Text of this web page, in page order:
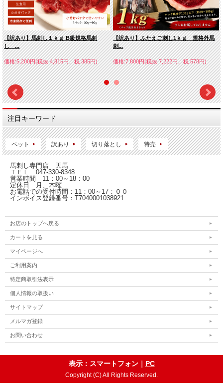
【訳あり】馬刺し１ｋｇ B級規格馬刺
し ...
価格:5,200円(税抜 4,815円、税 385円)
【訳あり】ふたえご刺し1ｋｇ 規格外馬
刺...
価格:7,800円(税抜 7,222円、税 578円)
注目キーワード
ペット 訳あり 切り落とし 特売
馬刺し専門店 天馬
ＴＥＬ 047-330-8348
営業時間 11：00～18：00
定休日 月、木曜
お電話での受付時間：11：00～17：００
インボイス登録番号：T7040001038921
お店のトップへ戻る
カートを見る
マイページへ
ご利用案内
特定商取引法表示
個人情報の取扱い
サイトマップ
メルマガ登録
お問い合わせ
表示：スマートフォン｜ PC
Copyright (C) All Rights Reserved.